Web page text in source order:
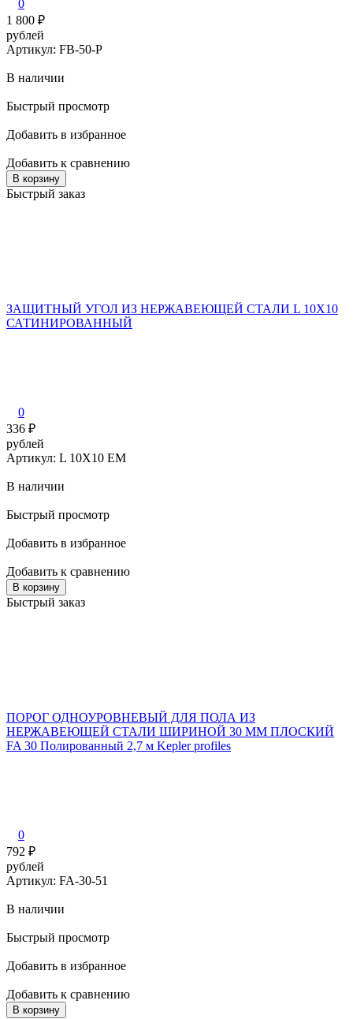
0
1 800 ₽
рублей
Артикул: FB-50-P
В наличии
Быстрый просмотр
Добавить в избранное
Добавить к сравнению
В корзину
Быстрый заказ
ЗАЩИТНЫЙ УГОЛ ИЗ НЕРЖАВЕЮЩЕЙ СТАЛИ L 10X10
САТИНИРОВАННЫЙ
0
336 ₽
рублей
Артикул: L 10X10 EM
В наличии
Быстрый просмотр
Добавить в избранное
Добавить к сравнению
В корзину
Быстрый заказ
ПОРОГ ОДНОУРОВНЕВЫЙ ДЛЯ ПОЛА ИЗ
НЕРЖАВЕЮЩЕЙ СТАЛИ ШИРИНОЙ 30 ММ ПЛОСКИЙ
FA 30 Полированный 2,7 м Kepler profiles
0
792 ₽
рублей
Артикул: FA-30-51
В наличии
Быстрый просмотр
Добавить в избранное
Добавить к сравнению
В корзину